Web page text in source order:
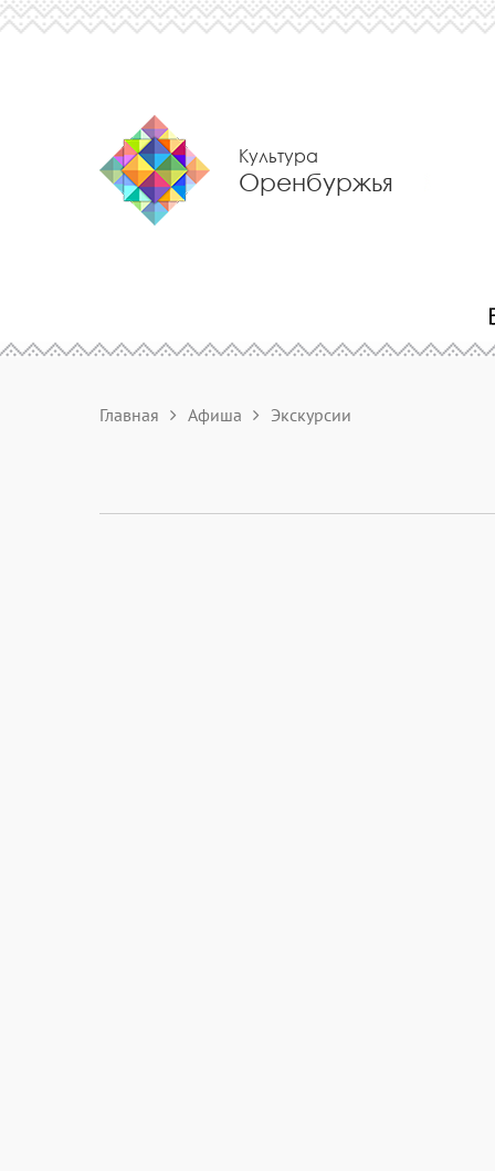
Культура
Оренбуржья
Главная Афиша Экскурсии